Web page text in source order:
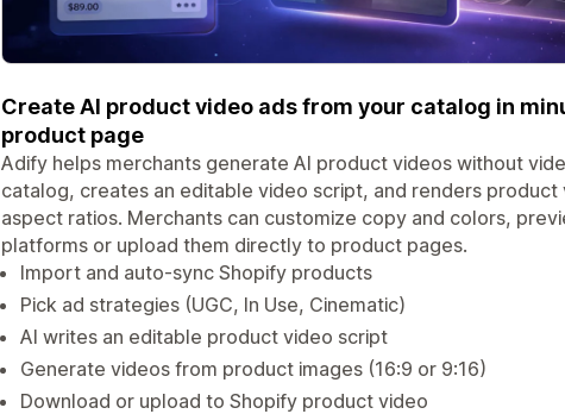
Create AI product video ads from your catalog in
product page
Adify helps merchants generate AI product videos without
catalog, creates an editable video script, and renders
aspect ratios. Merchants can customize copy and colors,
platforms or upload them directly to product pages.
Import and auto-sync Shopify products
Pick ad strategies (UGC, In Use, Cinematic)
AI writes an editable product video script
Generate videos from product images (16:9 or 9:16)
Download or upload to Shopify product video